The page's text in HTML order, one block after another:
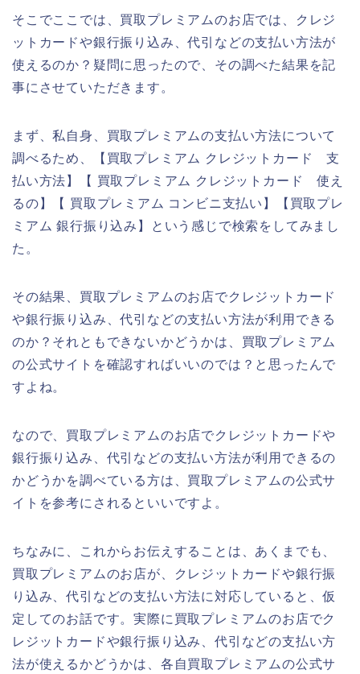
そこでここでは、買取プレミアムのお店では、クレジ
ットカードや銀行振り込み、代引などの支払い方法が
使えるのか？疑問に思ったので、その調べた結果を記
事にさせていただきます。
まず、私自身、買取プレミアムの支払い方法について
調べるため、【買取プレミアム クレジットカード 支
払い方法】【 買取プレミアム クレジットカード 使え
るの】【 買取プレミアム コンビニ支払い】【買取プレ
ミアム 銀行振り込み】という感じで検索をしてみまし
た。
その結果、買取プレミアムのお店でクレジットカード
や銀行振り込み、代引などの支払い方法が利用できる
のか？それともできないかどうかは、買取プレミアム
の公式サイトを確認すればいいのでは？と思ったんで
すよね。
なので、買取プレミアムのお店でクレジットカードや
銀行振り込み、代引などの支払い方法が利用できるの
かどうかを調べている方は、買取プレミアムの公式サ
イトを参考にされるといいですよ。
ちなみに、これからお伝えすることは、あくまでも、
買取プレミアムのお店が、クレジットカードや銀行振
り込み、代引などの支払い方法に対応していると、仮
定してのお話です。実際に買取プレミアムのお店でク
レジットカードや銀行振り込み、代引などの支払い方
法が使えるかどうかは、各自買取プレミアムの公式サ